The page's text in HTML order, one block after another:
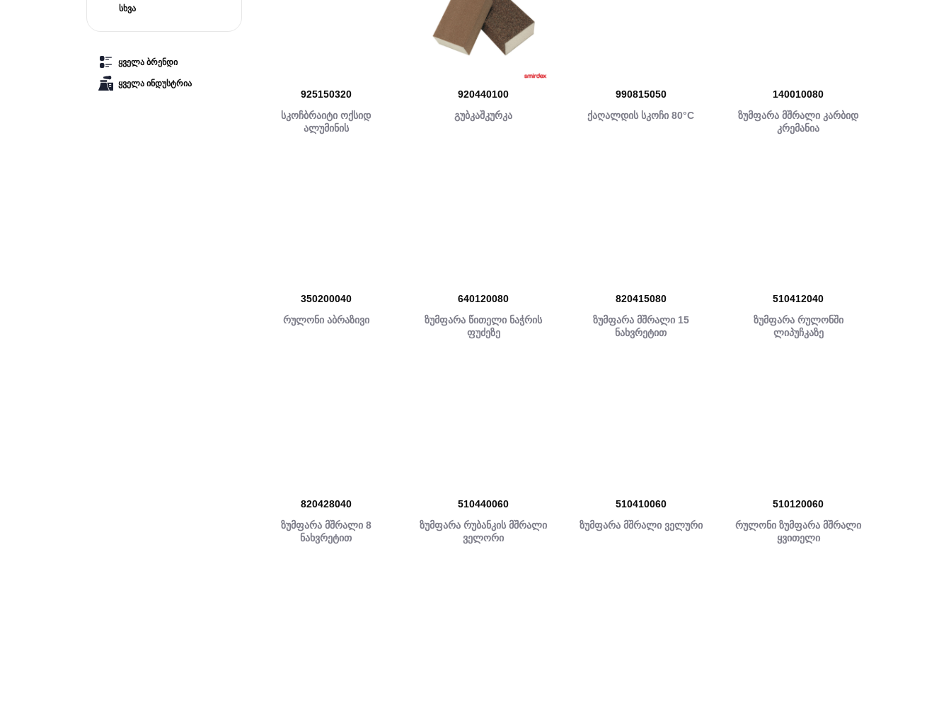
სხვა
ყველა ბრენდი
ყველა ინდუსტრია
925150320
სკოჩბრაიტი ოქსიდ
ალუმინის
920440100
გუბკაშკურკა
990815050
ქაღალდის სკოჩი 80°C
140010080
ზუმფარა მშრალი კარბიდ
კრემანია
350200040
რულონი აბრაზივი
640120080
ზუმფარა წითელი ნაჭრის
ფუძეზე
820415080
ზუმფარა მშრალი 15
ნახვრეტით
510412040
ზუმფარა რულონში
ლიპუჩკაზე
820428040
ზუმფარა მშრალი 8
ნახვრეტით
510440060
ზუმფარა რუბანკის მშრალი
ველორი
510410060
ზუმფარა მშრალი ველური
510120060
რულონი ზუმფარა მშრალი
ყვითელი